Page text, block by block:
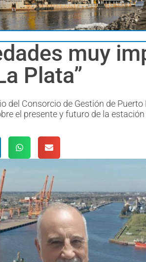
muy
Plata”
del Consorcio de Gestión de
el presente y futuro de la